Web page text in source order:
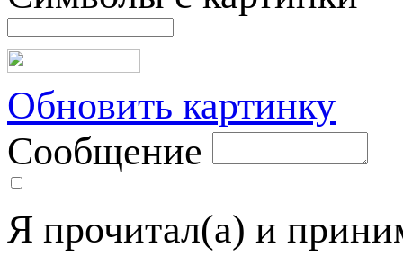
Обновить картинку
Сообщение
Я прочитал(а) и